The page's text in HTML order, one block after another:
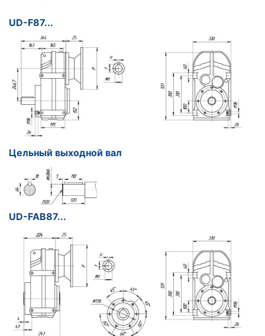
UD-F87...
Цельный выходной вал
UD-FAB87...